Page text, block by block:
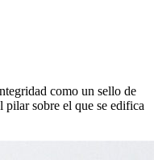
como un sello de
pilar sobre el que se edifica